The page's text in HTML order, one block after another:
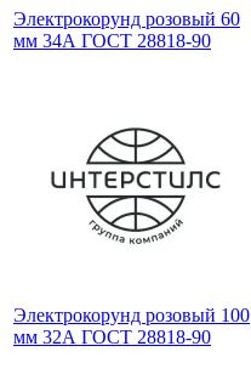
Электрокорунд розовый 60
мм 34А ГОСТ 28818-90
Электрокорунд розовый 100
мм 32А ГОСТ 28818-90